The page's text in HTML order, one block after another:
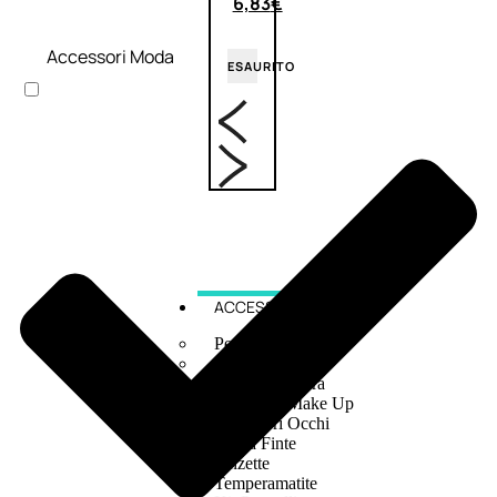
ESAURITO
ACCESSORI
Pennelli Viso
Pennelli Occhi
Pennelli Labbra
Accessori Make Up
Accessori Occhi
Ciglia Finte
Pinzette
Temperamatite
Accessori Moda